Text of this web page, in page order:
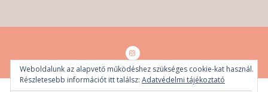
Weboldalunk az alapvető működéshez szükséges cookie-kat használ.
Részletesebb információt itt találsz: Adatvédelmi tájékoztató